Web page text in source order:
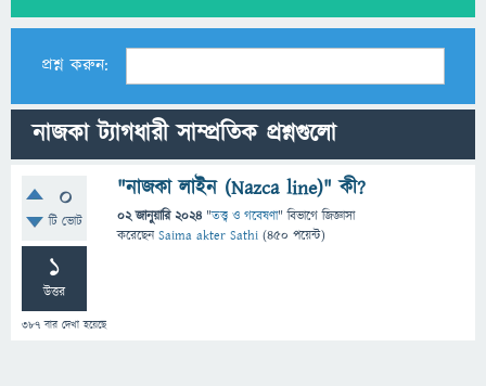
প্রশ্ন করুন:
নাজকা ট্যাগধারী সাম্প্রতিক প্রশ্নগুলো
0
টি ভোট
1
উত্তর
387 বার দেখা হয়েছে
"নাজকা লাইন (Nazca line)" কী?
02 জানুয়ারি 2024 "তত্ত্ব ও গবেষণা" বিভাগে জিজ্ঞাসা
করেছেনSaima akter Sathi (450 পয়েন্ট)